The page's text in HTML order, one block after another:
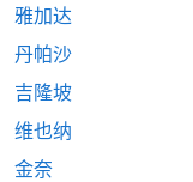
雅加达
丹帕沙
吉隆坡
维也纳
金奈